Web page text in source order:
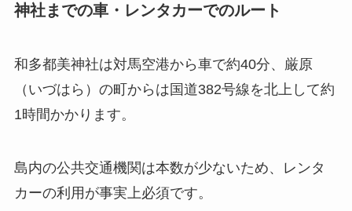
神社までの車・レンタカーでのルート
和多都美神社は対馬空港から車で約40分、厳原
（いづはら）の町からは国道382号線を北上して約
1時間かかります。
島内の公共交通機関は本数が少ないため、レンタ
カーの利用が事実上必須です。